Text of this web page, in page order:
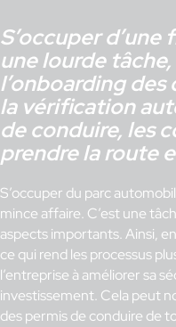
S’occuper
une lourde
l’onboarding
la vérification
de conduire, les
prendre la route
S’occuper du parc
mince affaire. C’est une
aspects importants. Ainsi,
ce qui rend les processus
l’entreprise à améliorer sa
investissement. Cela peut
des permis de conduire de